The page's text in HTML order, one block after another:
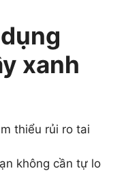
xanh
thiểu rủi ro tai
không cần tự lo